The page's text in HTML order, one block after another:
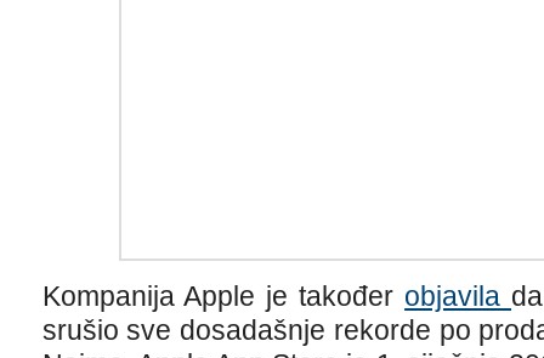
Kompanija Apple je također objavila
srušio sve dosadašnje rekorde po